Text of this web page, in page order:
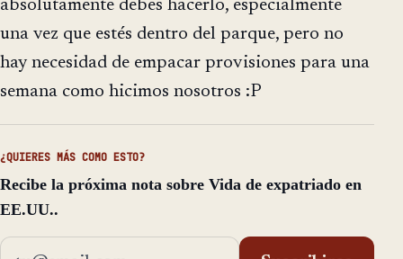
absolutamente debes hacerlo, especialmente
una vez que estés dentro del parque, pero no
hay necesidad de empacar provisiones para una
semana como hicimos nosotros :P
¿QUIERES MÁS COMO ESTO?
Recibe la próxima nota sobre Vida de expatriado en
EE.UU..
Dirección de email